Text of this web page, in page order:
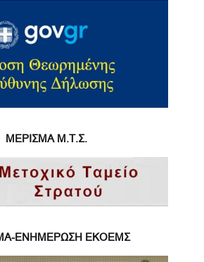
ΜΕΡΙΣΜΑ Μ.Τ.Σ.
ΕΝΗΜΕΡΩΣΗ ΕΚΟΕΜΣ